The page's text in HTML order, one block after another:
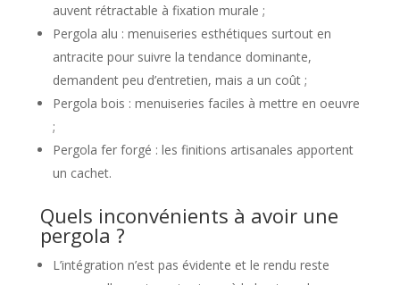
auvent rétractable à fixation murale ;
Pergola alu : menuiseries esthétiques surtout en
antracite pour suivre la tendance dominante,
demandent peu d’entretien, mais a un coût ;
Pergola bois : menuiseries faciles à mettre en oeuvre
;
Pergola fer forgé : les finitions artisanales apportent
un cachet.
Quels inconvénients à avoir une
pergola ?
L’intégration n’est pas évidente et le rendu reste